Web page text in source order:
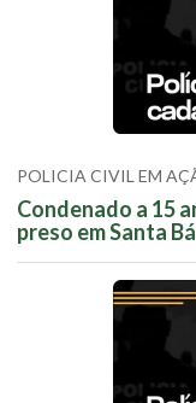
POLICIA CIVIL EM
Condenado a 15
preso em Santa